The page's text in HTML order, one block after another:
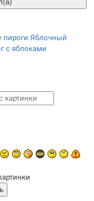
пироги Яблочный
с яблоками